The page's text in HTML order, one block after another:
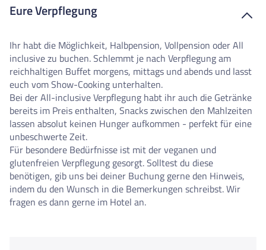
Eure Verpflegung
Ihr habt die Möglichkeit, Halbpension, Vollpension oder All
inclusive zu buchen. Schlemmt je nach Verpflegung am
reichhaltigen Buffet morgens, mittags und abends und lasst
euch vom Show-Cooking unterhalten.
Bei der All-inclusive Verpflegung habt ihr auch die Getränke
bereits im Preis enthalten, Snacks zwischen den Mahlzeiten
lassen absolut keinen Hunger aufkommen - perfekt für eine
unbeschwerte Zeit.
Für besondere Bedürfnisse ist mit der veganen und
glutenfreien Verpflegung gesorgt. Solltest du diese
benötigen, gib uns bei deiner Buchung gerne den Hinweis,
indem du den Wunsch in die Bemerkungen schreibst. Wir
fragen es dann gerne im Hotel an.